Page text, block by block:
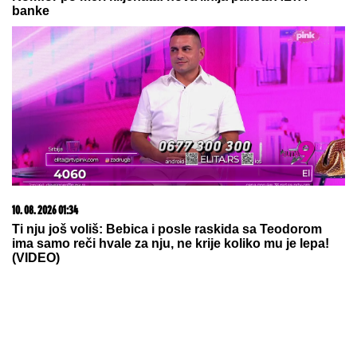
03. 08. 2026 07:31
25.000 kupaca već kupuje uz PerSu Extra. A ti? Saznaj
više